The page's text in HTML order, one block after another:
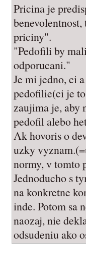
Pricina je
priciny".
"Pedofili by
odporucani."
Je mi jedno, ci
pedofilie(ci je
zaujima je, aby
pedofil alebo
Ak hovoris o
uzky
normy, v tomto
Jednoducho s
na konkretne
inde. Potom sa
naozaj, nie
odsudeniu ako